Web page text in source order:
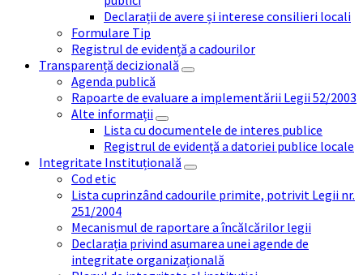
Declarații de avere și interese consilieri locali
Formulare Tip
Registrul de evidență a cadourilor
Transparență decizională
Agenda publică
Rapoarte de evaluare a implementării Legii 52/2003
Alte informații
Lista cu documentele de interes publice
Registrul de evidență a datoriei publice locale
Integritate Instituțională
Cod etic
Lista cuprinzând cadourile primite, potrivit Legii nr.
251/2004
Mecanismul de raportare a încălcărilor legii
Declarația privind asumarea unei agende de
integritate organizațională